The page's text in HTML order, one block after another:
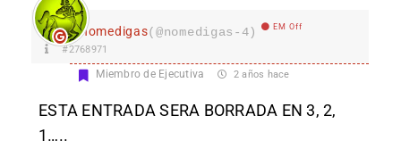
nomedigas(@nomedigas-4) EM Off
#2768971
Miembro de Ejecutiva 2 años hace
ESTA ENTRADA SERA BORRADA EN 3, 2,
1…..